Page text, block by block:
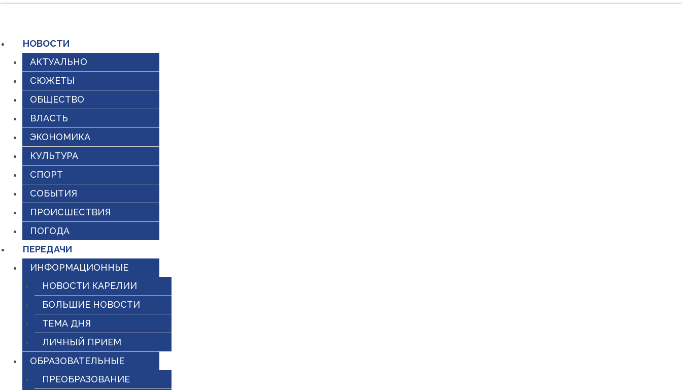
содержимому
НОВОСТИ
АКТУАЛЬНО
СЮЖЕТЫ
ОБЩЕСТВО
ВЛАСТЬ
ЭКОНОМИКА
КУЛЬТУРА
СПОРТ
СОБЫТИЯ
ПРОИСШЕСТВИЯ
ПОГОДА
ПЕРЕДАЧИ
ИНФОРМАЦИОННЫЕ
НОВОСТИ КАРЕЛИИ
БОЛЬШИЕ НОВОСТИ
ТЕМА ДНЯ
ЛИЧНЫЙ ПРИЕМ
ОБРАЗОВАТЕЛЬНЫЕ
ПРЕОБРАЗОВАНИЕ